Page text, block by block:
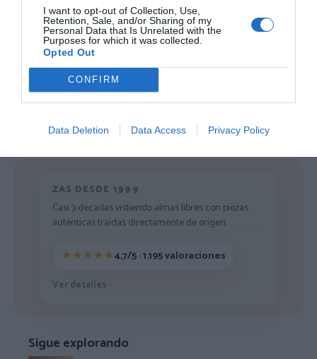
I want to opt-out of Collection, Use,
Retention, Sale, and/or Sharing of my
Personal Data that Is Unrelated with the
Purposes for which it was collected.
Opted Out
CONFIRM
Data Deletion Data Access Privacy Policy
ZAS DESDE 1999
Casi 3 décadas vistiendo almas libres con piezas
auténticas traídas directamente de origen.
4,7/5 · 1.195 valoraciones
Ver detalles ›
Sigue explorando